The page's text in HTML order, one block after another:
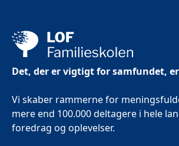
Det, der er vigtigt for samfundet,
Vi skaber rammerne for
mere end 100.000 deltagere i hele
foredrag og oplevelser.